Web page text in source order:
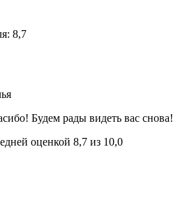
8,7
Будем рады видеть вас снова!
оценкой 8,7 из 10,0